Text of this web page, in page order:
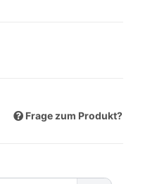
Frage zum Produkt?